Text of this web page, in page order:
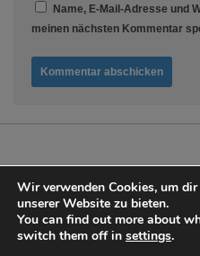
Name, E-Mail-Adresse und
meinen nächsten Kommentar
Adanto Küchengadges &
Präsentiert von -
Wir verwenden Cookies, um
unserer Website zu bieten.
You can find out more about
switch them off in settings.